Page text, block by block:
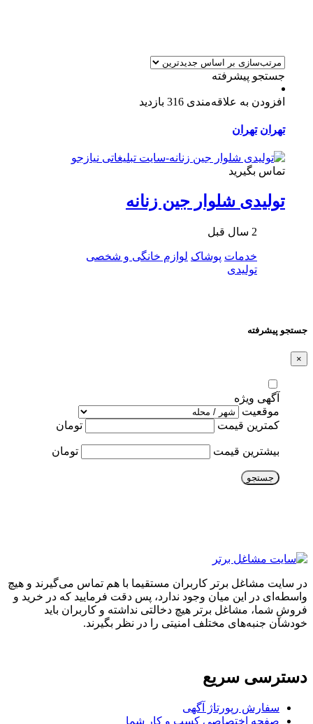
جستجو پیشرفته
افزودن به علاقه‌مندی 316 بازدید
تهران تهران
تماس بگیرید
تولیدی شلوار جین زنانه
2 سال قبل
خدمات پوشاک لوازم خانگی و شخصی
تولیدی
جستجو پیشرفته
×
آگهی ویژه
موقعیت
کمترین قیمت
تومان
بیشترین قیمت تومان
جستجو
در سایت مشاغل برتر کاربران مستقیما با هم تماس می‌گیرند و هیچ
واسطه‌ای در این میان وجود ندارد، پس دقت فرمایید که در خرید و
فروشِ شما، مشاغل برتر هیچ دخالتی نداشته و کاربران باید
خودشان جنبه‌های مختلف امنیتی را در نظر بگیرند.
دسترسی سریع
سفارش رپورتاژ آگهی
صفحه اختصاصی کسب و کار شما